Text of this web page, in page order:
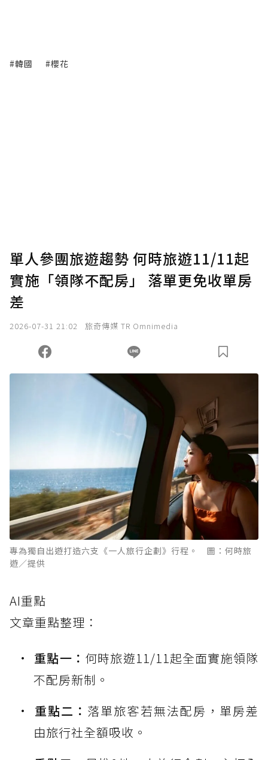
#韓國 #櫻花
單人參團旅遊趨勢 何時旅遊11/11起
實施「領隊不配房」 落單更免收單房
差
2026-07-31 21:02 旅奇傳媒 TR Omnimedia
專為獨自出遊打造六支《一人旅行企劃》行程。 圖：何時旅
遊／提供
AI重點
文章重點整理：
重點一： 何時旅遊11/11起全面實施領隊
不配房新制。
重點二： 落單旅客若無法配房，單房差
由旅行社全額吸收。